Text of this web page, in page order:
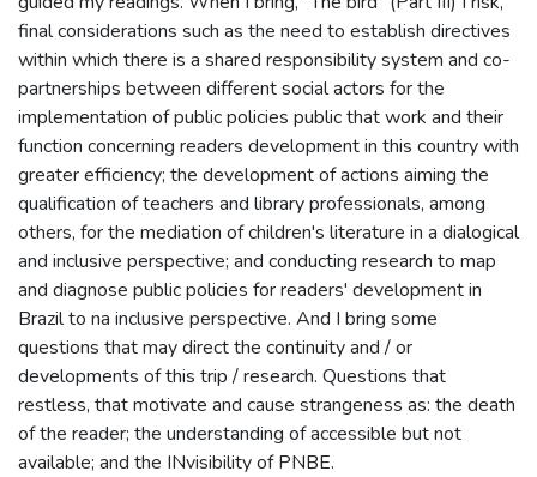
final considerations such as the need to establish directives
within which there is a shared responsibility system and co-
partnerships between different social actors for the
implementation of public policies public that work and their
function concerning readers development in this country with
greater efficiency; the development of actions aiming the
qualification of teachers and library professionals, among
others, for the mediation of children's literature in a dialogical
and inclusive perspective; and conducting research to map
and diagnose public policies for readers' development in
Brazil to na inclusive perspective. And I bring some
questions that may direct the continuity and / or
developments of this trip / research. Questions that
restless, that motivate and cause strangeness as: the death
of the reader; the understanding of accessible but not
available; and the INvisibility of PNBE.